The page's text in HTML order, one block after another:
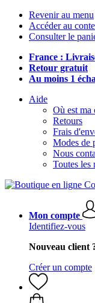
Revenir au menu
Accéder au
Consulter le
France :
Retour gratuit
Au moins 1
Aide
Où est ma
Retours
Frais
Modes de
Nous
Toutes les
Mon compte
Identifiez-vous
Nouveau client
Créer un compte